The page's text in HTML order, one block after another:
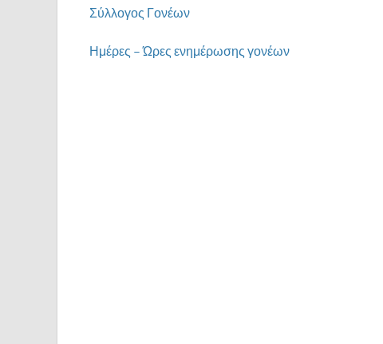
Σύλλογος Γονέων
Ημέρες – Ώρες ενημέρωσης γονέων